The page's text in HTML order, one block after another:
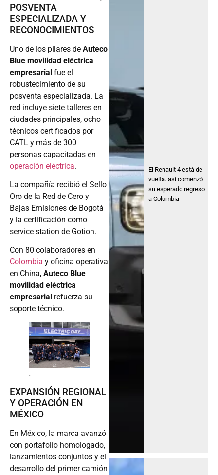
POSVENTA
ESPECIALIZADA Y
RECONOCIMIENTOS
Uno de los pilares de Auteco
Blue movilidad eléctrica
empresarial fue el
robustecimiento de su
posventa especializada. La
red incluye siete talleres en
ciudades principales, ocho
técnicos certificados por
CATL y más de 300
personas capacitadas en
operación eléctrica.
La compañía recibió el Sello
Oro de la Red de Cero y
Bajas Emisiones de Bogotá
y la certificación como
service station de Gotion.
Con 80 colaboradores en
Colombia y oficina operativa
en China, Auteco Blue
movilidad eléctrica
empresarial refuerza su
soporte técnico.
.
EXPANSIÓN REGIONAL
Y OPERACIÓN EN
MÉXICO
En México, la marca avanzó
con portafolio homologado,
lanzamientos conjuntos y el
desarrollo del primer camión
El Renault 4 está de
vuelta: así comenzó
su esperado regreso
a Colombia